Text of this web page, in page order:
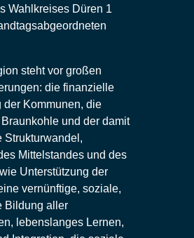
Wahlkreises Düren 1
steht vor großen
die finanzielle
der Kommunen, die
und der damit
Strukturwandel,
Mittelstandes und des
Unterstützung der
vernünftige, soziale,
Bildung aller
lebenslanges Lernen,